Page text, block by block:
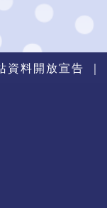
資料開放宣告 ｜